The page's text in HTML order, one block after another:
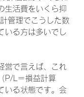
生活費をいくら抑
管理でこうした数
いる方は多いでし
営で言えば、これ
P/L＝損益計算
いる状態です。会